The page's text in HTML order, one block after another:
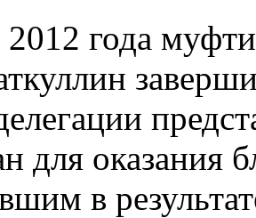
2012 года
для оказания
в